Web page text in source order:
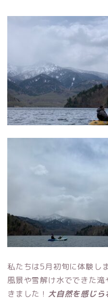
私たちは5月初旬に体験し
風景や雪解け水でできた
きました！ 大自然を感じ